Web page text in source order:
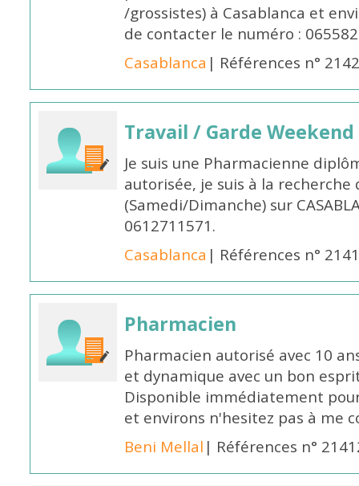
/grossistes) à Casablanca et
de contacter le numéro :
Casablanca | Références n°
Travail / Garde Weekend
Je suis une Pharmacienne
autorisée, je suis à la
(Samedi/Dimanche) sur
0612711571.
Casablanca | Références n°
Pharmacien
Pharmacien autorisé avec 10
et dynamique avec un bon
Disponible immédiatement
et environs n'hesitez pas à me
Beni Mellal | Références n°